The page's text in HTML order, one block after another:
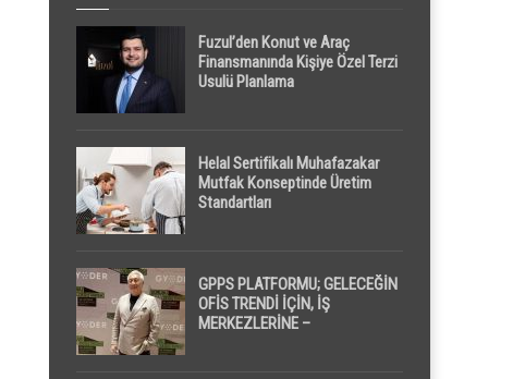
Fuzul’den Konut ve Araç
Finansmanında Kişiye Özel Terzi
Usulü Planlama
Helal Sertifikalı Muhafazakar
Mutfak Konseptinde Üretim
Standartları
GPPS PLATFORMU; GELECEĞİN
OFİS TRENDİ İÇİN, İŞ
MERKEZLERİNE –